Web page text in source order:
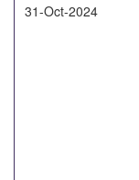
31-Oct-2024